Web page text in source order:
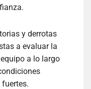
y derrotas
a evaluar la
a lo largo